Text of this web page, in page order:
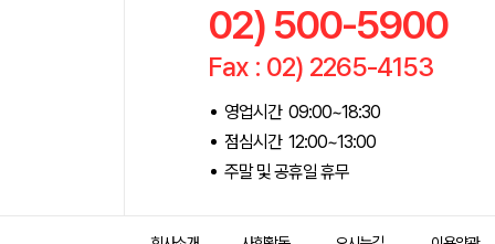
02) 500-5900
Fax : 02) 2265-4153
영업시간 09:00~18:30
점심시간 12:00~13:00
주말 및 공휴일 휴무